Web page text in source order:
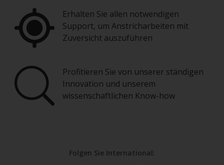
Erhalten Sie allen notwendigen
Support, um Anstricharbeiten mit
Zuversicht auszuführen
Profitieren Sie von unserer ständigen
Innovation und unserem
wissenschaftlichen Know-how
Folgen Sie International: